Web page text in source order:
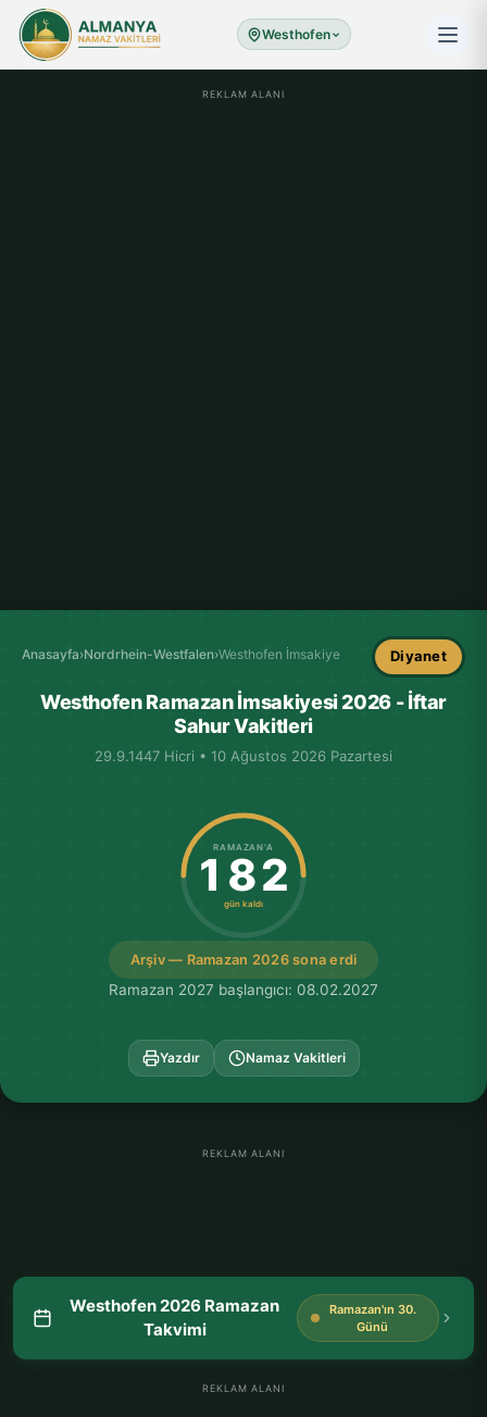
Westhofen
REKLAM ALANI
Anasayfa›Nordrhein-Westfalen›Westhofen İmsakiye Diyanet
Westhofen Ramazan İmsakiyesi 2026 - İftar
Sahur Vakitleri
29.9.1447 Hicri • 10 Ağustos 2026 Pazartesi
Arşiv — Ramazan 2026 sona erdi
RAMAZAN'A
182
gün kaldı
Ramazan 2027 başlangıcı: 08.02.2027
Yazdır Namaz Vakitleri
REKLAM ALANI
Westhofen 2026 Ramazan
Takvimi
Ramazan'ın 30.
Günü
REKLAM ALANI